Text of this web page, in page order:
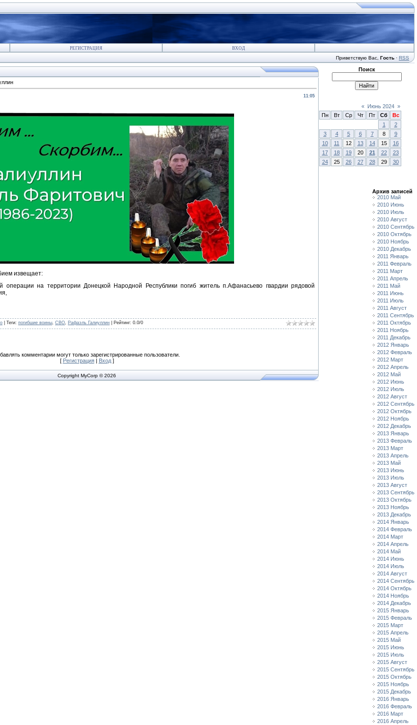
РЕГИСТРАЦИЯ ВХОД
Приветствую Вас Гость · RSS
11:05
извещает:
на территории Донецкой Народной Республики погиб житель п.Афанасьево гвардии рядовой
Теги: погибшие воины, СВО, Рафаэль Галиуллин Рейтинг: 0.0/0
комментарии могут только зарегистрированные пользователи.
[ Регистрация| Вход]
Copyright MyCorp © 2026
Поиск
« Июнь 2024 »
Пн
Вт Ср Чт Пт Сб
Вс
1
2
3
4 5 6 7 8
9
10
11 12 13 14 15
16
17
18 19 20 21 22
23
24
25 26 27 28 29 30
Архив записей
2010 Май
2010 Июнь
2010 Июль
2010 Август
2010 Сентябрь
2010 Октябрь
2010 Ноябрь
2010 Декабрь
2011 Январь
2011 Февраль
2011 Март
2011 Апрель
2011 Май
2011 Июнь
2011 Июль
2011 Август
2011 Сентябрь
2011 Октябрь
2011 Ноябрь
2011 Декабрь
2012 Январь
2012 Февраль
2012 Март
2012 Апрель
2012 Май
2012 Июнь
2012 Июль
2012 Август
2012 Сентябрь
2012 Октябрь
2012 Ноябрь
2012 Декабрь
2013 Январь
2013 Февраль
2013 Март
2013 Апрель
2013 Май
2013 Июнь
2013 Июль
2013 Август
2013 Сентябрь
2013 Октябрь
2013 Ноябрь
2013 Декабрь
2014 Январь
2014 Февраль
2014 Март
2014 Апрель
2014 Май
2014 Июнь
2014 Июль
2014 Август
2014 Сентябрь
2014 Октябрь
2014 Ноябрь
2014 Декабрь
2015 Январь
2015 Февраль
2015 Март
2015 Апрель
2015 Май
2015 Июнь
2015 Июль
2015 Август
2015 Сентябрь
2015 Октябрь
2015 Ноябрь
2015 Декабрь
2016 Январь
2016 Февраль
2016 Март
2016 Апрель